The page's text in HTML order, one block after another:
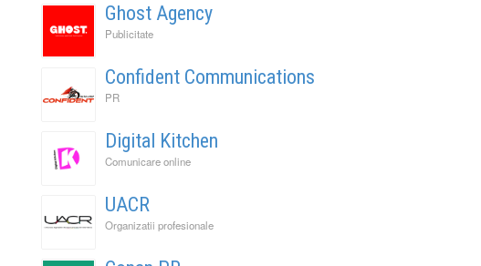
Ghost Agency
Publicitate
Confident Communications
PR
Digital Kitchen
Comunicare online
UACR
Organizatii profesionale